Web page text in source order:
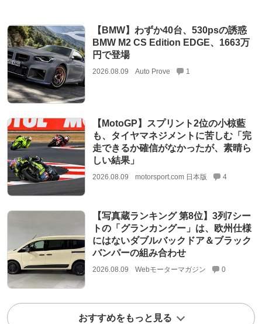
【BMW】わずか40台、530psの誘惑
BMW M2 CS Edition EDGE、1663万
円で登場
2026.08.09 Auto Prove 1
【MotoGP】スプリント2位の小椋藍
も、タイヤマネジメントに苦しむ「完
走できるか確信がなかったが、素晴ら
しい結果」
2026.08.09 motorsport.com 日本版 4
【写真蔵ランキング 第8位】3列7シー
トの「グランカングー」は、欧州仕様
にはないダブルバックドア＆ブラック
バンパーの組み合わせ
2026.08.09 Webモーターマガジン 0
おすすめをもっと見る